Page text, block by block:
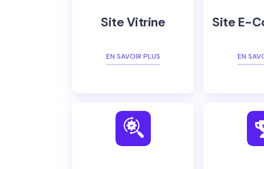
Site Vitrine
EN SAVOIR PLUS
Site E-
EN